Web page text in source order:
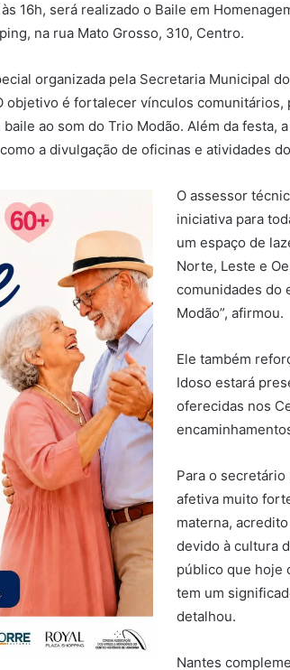
16h, será realizado o Baile em
na rua Mato Grosso, 310, Centro.
organizada pela Secretaria Municipal
objetivo é fortalecer vínculos
ao som do Trio Modão. Além da
a divulgação de oficinas e atividades
O assessor
iniciativa para
um espaço de
Norte, Leste e
comunidades do
Modão”, afirmou.
Ele também
Idoso estará
oferecidas nos
Para o
afetiva muito
materna,
devido à cultura
público que hoje
tem um
detalhou.
Nantes